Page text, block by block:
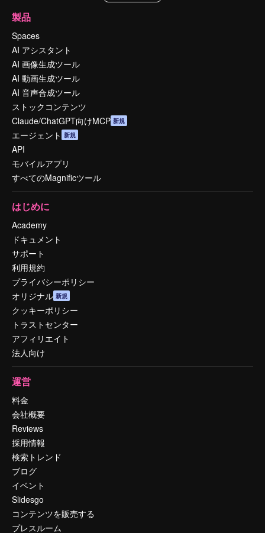
製品
Spaces
AI アシスタント
AI 画像生成ツール
AI 動画生成ツール
AI 音声合成ツール
ストックコンテンツ
Claude/ChatGPT向けMCP 新規
エージェント 新規
API
モバイルアプリ
すべてのMagnificツール
はじめに
Academy
ドキュメント
サポート
利用規約
プライバシーポリシー
オリジナル 新規
クッキーポリシー
トラストセンター
アフィリエイト
法人向け
運営
料金
会社概要
Reviews
採用情報
検索トレンド
ブログ
イベント
Slidesgo
コンテンツを販売する
プレスルーム